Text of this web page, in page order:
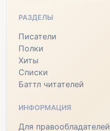
РАЗДЕЛЫ
Писатели
Полки
Хиты
Списки
Баттл читателей
ИНФОРМАЦИЯ
Для правообладателей